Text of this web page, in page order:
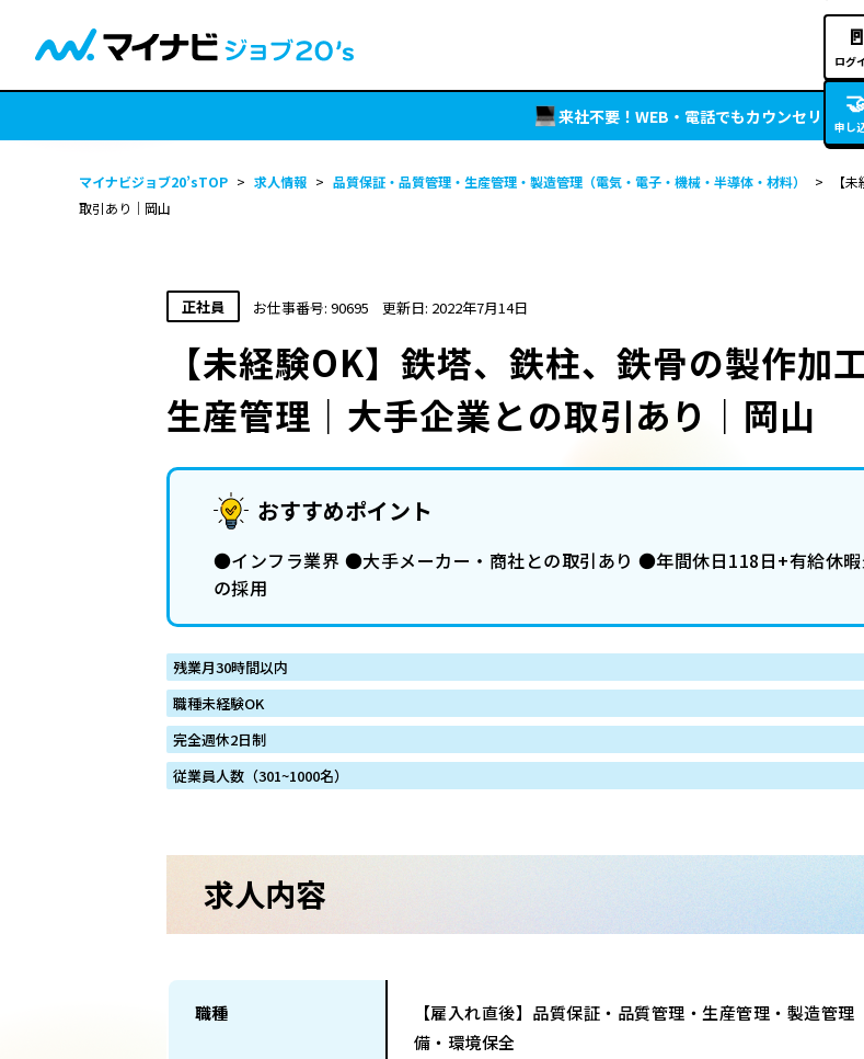
🚪
ログ
申し
来社不要！WEB・電話でもカウンセリング
マイナビジョブ20’sTOP > 求人情報 > 品質保証・品質管理・生産管理・製造管理（電気・電子・機械・半導体・材料） >
【
取引あり｜岡山
正社員 お仕事番号: 90695 更新日: 2022年7月14日
【未経験OK】鉄塔、鉄柱、鉄骨の製作加
生産管理｜大手企業との取引あり｜岡山
おすすめポイント
●インフラ業界 ●大手メーカー・商社との取引あり ●年間休日118日+有給休
の採用
残業月30時間以内
職種未経験OK
完全週休2日制
従業員人数（301~1000名）
求人内容
職種
【雇入れ直後】品質保証・品質管理・生産管理・製造管
備・環境保全